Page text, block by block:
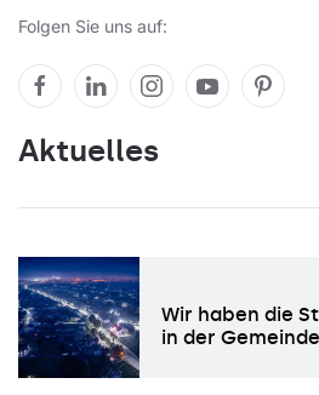
Folgen Sie uns auf:
Aktuelles
Wir haben die
in der